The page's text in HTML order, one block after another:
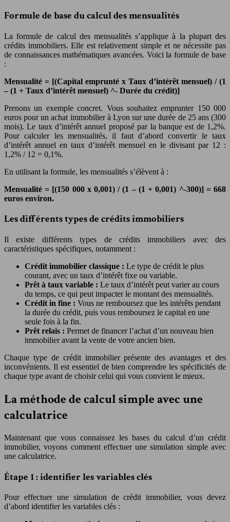
Formule de base du calcul des mensualités
La formule de calcul des mensualités s’applique à la plupart des
crédits immobiliers. Elle est relativement simple et ne nécessite pas
de connaissances mathématiques avancées. Voici la formule de base
:
Mensualité = [(Capital emprunté x Taux d’intérêt mensuel) / (1
– (1 + Taux d’intérêt mensuel) ^- Durée du crédit)]
Prenons un exemple concret. Vous souhaitez emprunter 150 000
euros pour un achat immobilier à Lyon sur une durée de 25 ans (300
mois). Le taux d’intérêt annuel proposé par la banque est de 1,2%.
Pour calculer les mensualités, il faut d’abord convertir le taux
d’intérêt annuel en taux d’intérêt mensuel en le divisant par 12 :
1,2% / 12 = 0,1%.
En utilisant la formule, les mensualités s’élèvent à :
Mensualité = [(150 000 x 0,001) / (1 – (1 + 0,001) ^-300)] = 668
euros environ.
Les différents types de crédits immobiliers
Il existe différents types de crédits immobiliers avec des
caractéristiques spécifiques, notamment :
Crédit immobilier classique : Le type de crédit le plus
courant, avec un taux d’intérêt fixe ou variable.
Prêt à taux variable : Le taux d’intérêt peut varier au cours
du temps, ce qui peut impacter le montant des mensualités.
Crédit in fine : Vous ne remboursez que les intérêts pendant
la durée du crédit, puis vous remboursez le capital en une
seule fois à la fin.
Prêt relais : Permet de financer l’achat d’un nouveau bien
immobilier avant la vente de votre ancien bien.
Chaque type de crédit immobilier présente des avantages et des
inconvénients. Il est essentiel de bien comprendre les spécificités de
chaque type avant de choisir celui qui vous convient le mieux.
La méthode de calcul simple avec une
calculatrice
Maintenant que vous connaissez les bases du calcul d’un crédit
immobilier, voyons comment effectuer une simulation simple avec
une calculatrice.
Étape 1 : identifier les variables clés
Pour effectuer une simulation de crédit immobilier, vous devez
d’abord identifier les variables clés :